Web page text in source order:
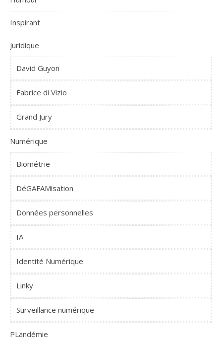
Inspirant
Juridique
David Guyon
Fabrice di Vizio
Grand Jury
Numérique
Biométrie
DéGAFAMisation
Données personnelles
IA
Identité Numérique
Linky
Surveillance numérique
PLandémie